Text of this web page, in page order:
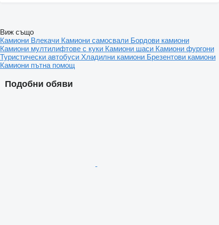
Подобни обяви
Виж също
Камиони Влекачи Камиони самосвали Бордови камиони
Камиони мултилифтове с куки Камиони шаси Камиони фургони
Туристически автобуси Хладилни камиони Брезентови камиони
Камиони пътна помощ